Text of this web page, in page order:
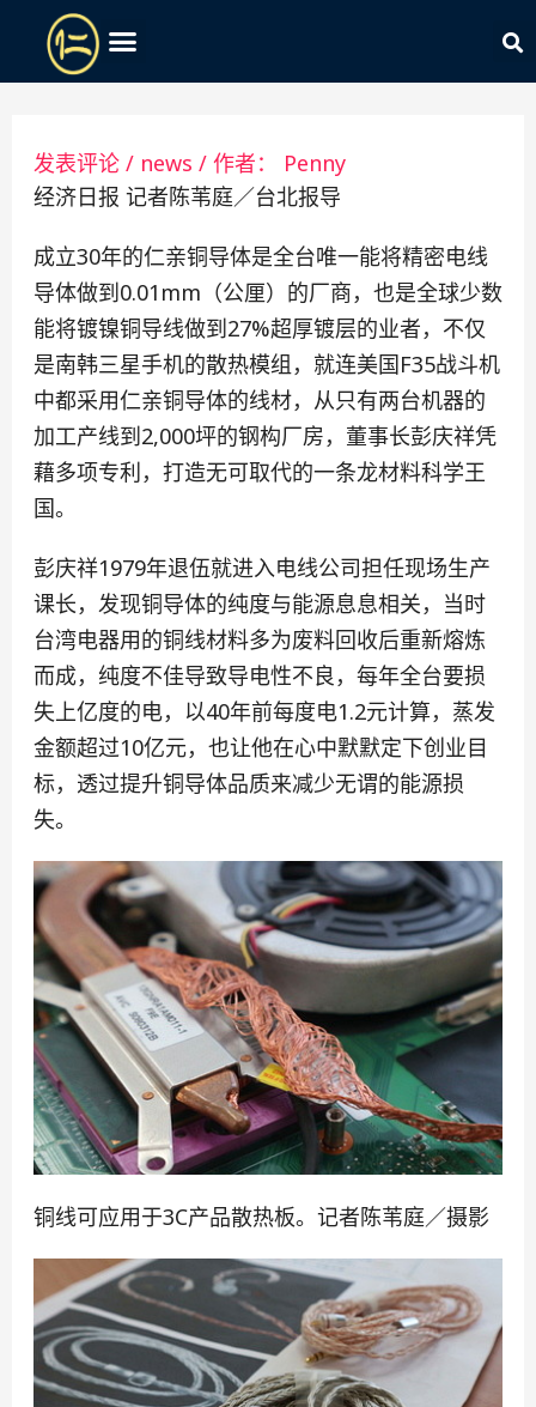
发表评论 / news / 作者：
Penny
经济日报 记者陈苇庭／台北报导
成立30年的仁亲铜导体是全台唯一能将精密电线
导体做到0.01mm（公厘）的厂商，也是全球少数
能将镀镍铜导线做到27%超厚镀层的业者，不仅
是南韩三星手机的散热模组，就连美国F35战斗机
中都采用仁亲铜导体的线材，从只有两台机器的
加工产线到2,000坪的钢构厂房，董事长彭庆祥凭
藉多项专利，打造无可取代的一条龙材料科学王
国。
彭庆祥1979年退伍就进入电线公司担任现场生产
课长，发现铜导体的纯度与能源息息相关，当时
台湾电器用的铜线材料多为废料回收后重新熔炼
而成，纯度不佳导致导电性不良，每年全台要损
失上亿度的电，以40年前每度电1.2元计算，蒸发
金额超过10亿元，也让他在心中默默定下创业目
标，透过提升铜导体品质来减少无谓的能源损
失。
铜线可应用于3C产品散热板。记者陈苇庭／摄影